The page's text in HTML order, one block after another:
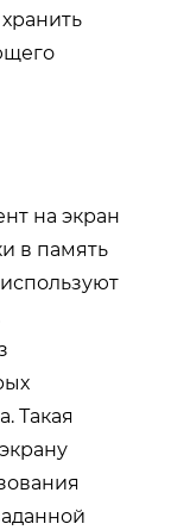
на экран
в память
Такая